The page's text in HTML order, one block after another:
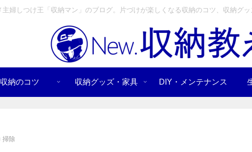
婦しつけ王「収納マン」のブログ。片づけが楽しくなる収納のコツ、収納グ
収納のコツ 収納グッズ・家具 DIY・メンテナンス
掃除